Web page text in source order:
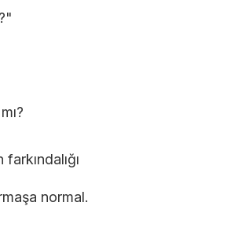
normal.